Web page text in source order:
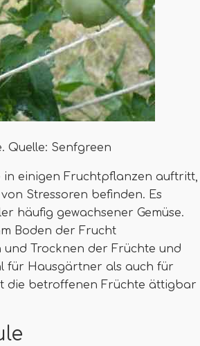
Quelle: Senfgreen
in einigen Fruchtpflanzen auftritt,
Stressoren befinden. Es
häufig gewachsener Gemüse.
Boden der Frucht
und Trocknen der Früchte und
für Hausgärtner als auch für
die betroffenen Früchte ättigbar